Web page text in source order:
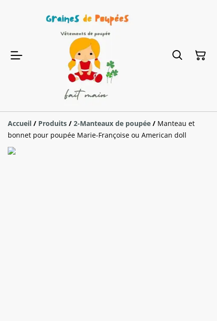
Accueil / Produits / 2-Manteaux de poupée / Manteau et
bonnet pour poupée Marie-Françoise ou American doll